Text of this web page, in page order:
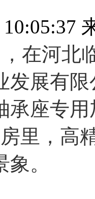
在河北
发展有
承座专
里，高
。